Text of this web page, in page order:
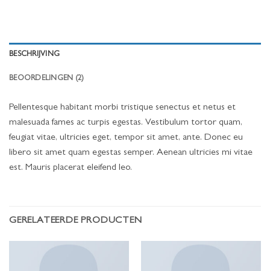
BESCHRIJVING
BEOORDELINGEN (2)
Pellentesque habitant morbi tristique senectus et netus et
malesuada fames ac turpis egestas. Vestibulum tortor quam,
feugiat vitae, ultricies eget, tempor sit amet, ante. Donec eu
libero sit amet quam egestas semper. Aenean ultricies mi vitae
est. Mauris placerat eleifend leo.
GERELATEERDE PRODUCTEN